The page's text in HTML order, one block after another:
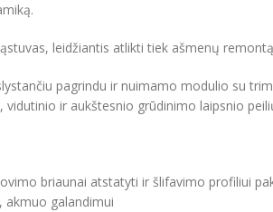
leidžiantis atlikti tiek ašmenų
pagrindu ir nuimamo modulio su
ir aukštesnio grūdinimo laipsnio
briaunai atstatyti ir šlifavimo profiliui
akmuo galandimui